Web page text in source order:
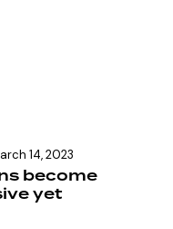
14, 2023
become
yet